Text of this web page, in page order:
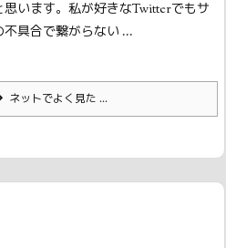
います。私が好きなTwitterでもサ
具合で繋がらない ...
ネットでよく見た ...